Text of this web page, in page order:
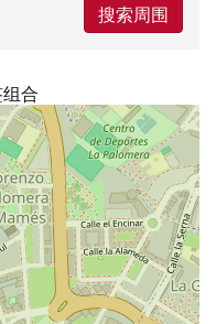
搜索周围
合